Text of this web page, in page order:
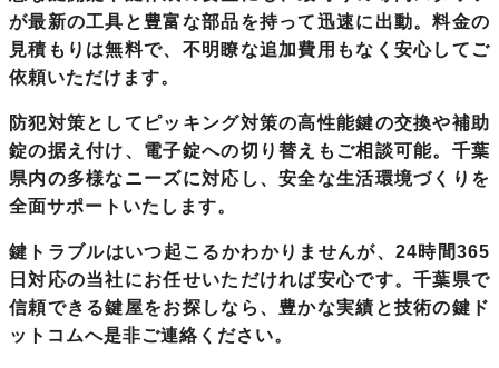
が最新の工具と豊富な部品を持って迅速に出動。料金の
見積もりは無料で、不明瞭な追加費用もなく安心してご
依頼いただけます。
防犯対策としてピッキング対策の高性能鍵の交換や補助
錠の据え付け、電子錠への切り替えもご相談可能。千葉
県内の多様なニーズに対応し、安全な生活環境づくりを
全面サポートいたします。
鍵トラブルはいつ起こるかわかりませんが、24時間365
日対応の当社にお任せいただければ安心です。千葉県で
信頼できる鍵屋をお探しなら、豊かな実績と技術の鍵ド
ットコムへ是非ご連絡ください。